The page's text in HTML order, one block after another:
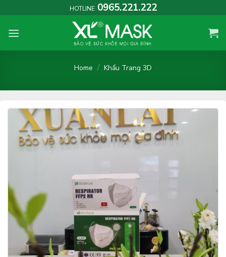
to
content
HOTLINE 0965.221.222
Home / Khẩu Trang 3D